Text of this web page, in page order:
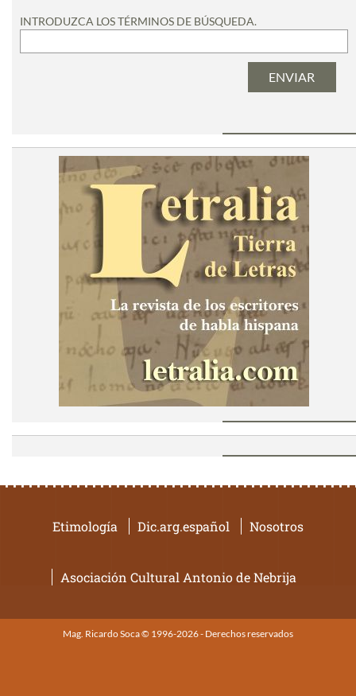
INTRODUZCA LOS TÉRMINOS DE BÚSQUEDA.
Etimología Dic.arg.español Nosotros
Asociación Cultural Antonio de Nebrija
Mag. Ricardo Soca © 1996-2026 - Derechos reservados